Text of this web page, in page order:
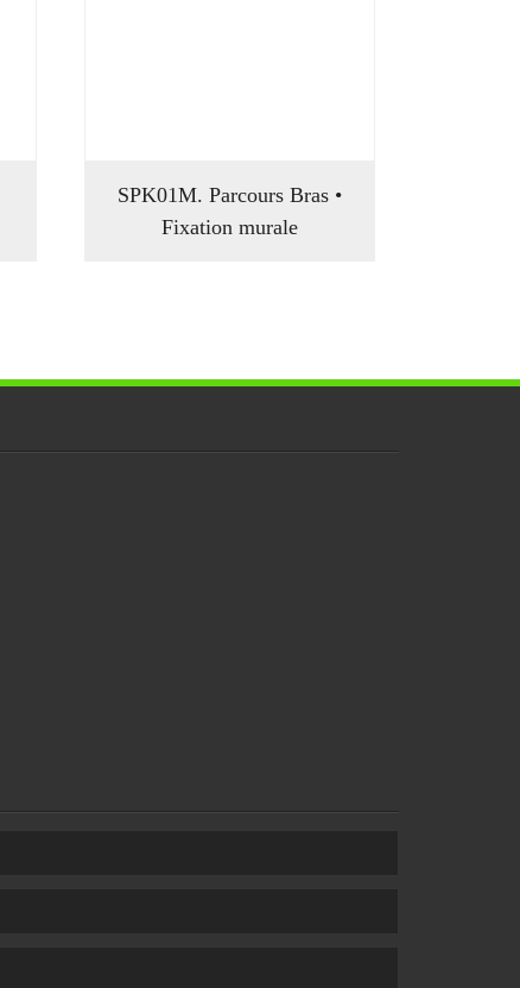
SPK01M. Parcours Bras •
Fixation murale